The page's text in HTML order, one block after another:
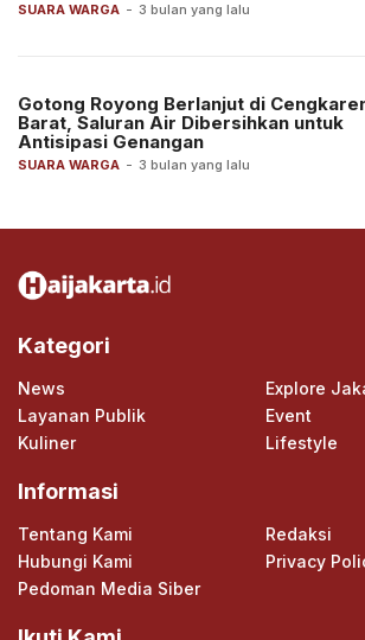
SUARA WARGA - 3 bulan yang lalu
SUARA WARGA - 3 bulan yang lalu
Gotong Royong Berlanjut di
Barat, Saluran Air Dibersihkan untuk
Antisipasi Genangan
Kategori
News
Explore
Layanan Publik
Event
Kuliner
Lifestyle
Informasi
Tentang Kami
Redaksi
Hubungi Kami
Privacy
Pedoman Media Siber